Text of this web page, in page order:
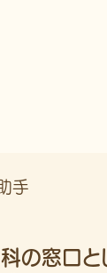
手
の窓口と